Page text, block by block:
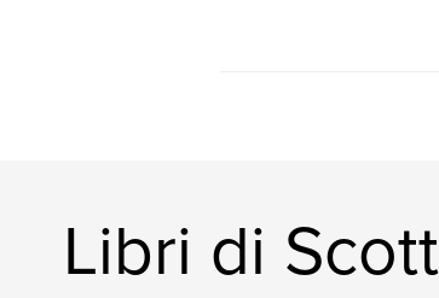
Libri di